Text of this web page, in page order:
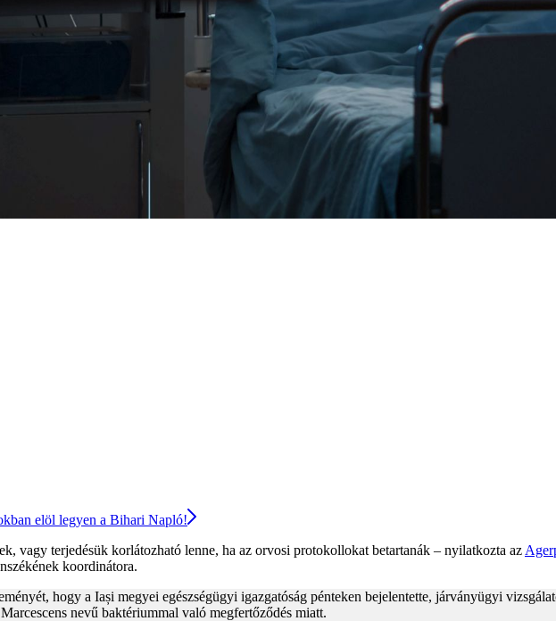
elöl legyen a Bihari Napló!
vagy terjedésük korlátozható lenne, ha az orvosi protokollokat betartanák – nyilatkozta az
koordinátora.
hogy a Iași megyei egészségügyi igazgatóság pénteken bejelentette, járványügyi
nevű baktériummal való megfertőződés miatt.